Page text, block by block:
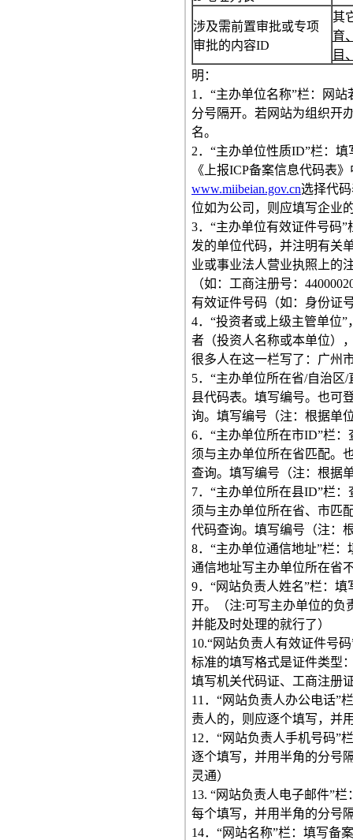
涉及需前置审批或专项
审批的内容ID
其
育
目
明：
1．“主办单位名称”栏：网
分号隔开。若网站为组织开
名。
2．“主办单位性质ID”栏：
《上报ICP备案信息代码表
www.miibeian.gov.cn选择代
位如为公司，则应填写企业
3．“主办单位有效证件号码
发的单位代码，并注明有关
业或事业法人营业执照上的
（如：工商注册号：
有效证件号码（如：身份证
4．“投资者或上级主管单位
者（投资人名称或本单位）
很多人在这一栏写了：广州
5．“主办单位所在省/自治区
县代码表。填写编号。也可
询。填写编号（注：根据单
6．“主办单位所在市ID”栏
须与主办单位所在省匹配。
查询。填写编号（注：根据
7．“主办单位所在县ID”栏
须与主办单位所在省、市匹
代码查询。填写编号（注：
8．“主办单位通信地址”栏
通信地址写主办单位所在省
9．“网站负责人姓名”栏：
开。（注:可写主办单位的负
并能及时处理的就行了）
10.“网站负责人有效证件号
标准的填写格式是证件类型
填写机关代码证、工商注册
11．“网站负责人办公电话”
责人的，则应逐个填写，并
12．“网站负责人手机号码”
逐个填写，并用半角的分号
灵通）
13. “网站负责人电子邮件”
每个填写，并用半角的分号
14．“网站名称”栏：填写备